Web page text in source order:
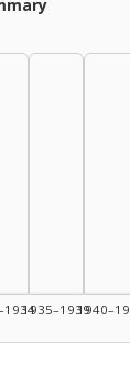
1935–1939